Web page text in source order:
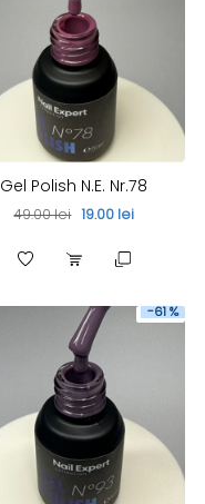
Gel Polish N.E. Nr.78
49.00 lei 19.00 lei
-61 %